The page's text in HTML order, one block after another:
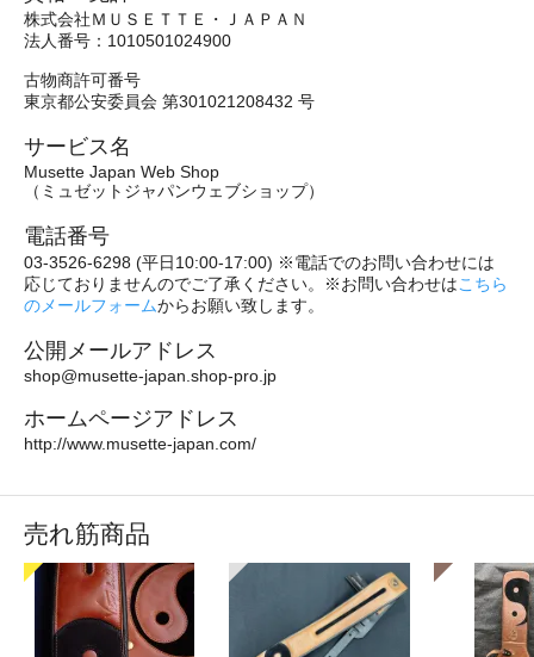
株式会社ＭＵＳＥＴＴＥ・ＪＡＰＡＮ
法人番号：1010501024900
古物商許可番号
東京都公安委員会 第301021208432 号
サービス名
Musette Japan Web Shop
（ミュゼットジャパンウェブショップ）
電話番号
03-3526-6298 (平日10:00-17:00) ※電話でのお問い合わせには
応じておりませんのでご了承ください。※お問い合わせはこちら
のメールフォームからお願い致します。
公開メールアドレス
shop@musette-japan.shop-pro.jp
ホームページアドレス
http://www.musette-japan.com/
売れ筋商品